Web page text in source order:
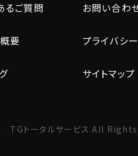
るご質問 お問い合わ
要 プライバシ
サイトマップ
TGトータルサービスAll Rights